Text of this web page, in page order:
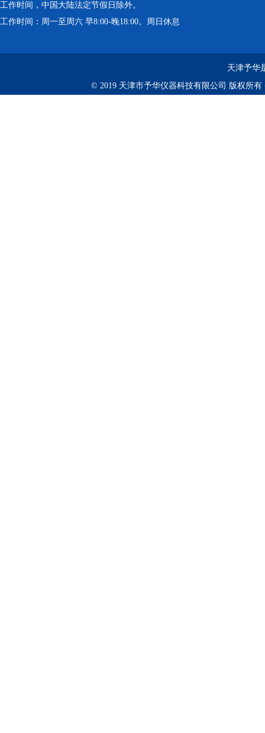
工作时间，中国大陆法定节假日除外。
工作时间：周一至周六 早8:00-晚18:00。周日休息
天津予华
© 2019 天津市予华仪器科技有限公司 版权所有